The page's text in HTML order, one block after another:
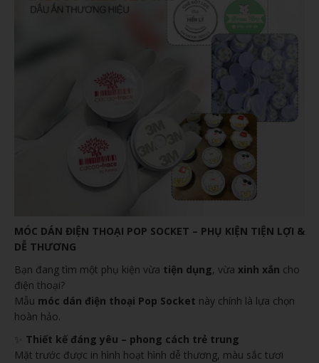
MÓC DÁN ĐIỆN THOẠI POP SOCKET – PHỤ KIỆN TIỆN LỢI &
DỄ THƯƠNG
Bạn đang tìm một phụ kiện vừa tiện dụng, vừa xinh xắn cho
điện thoại?
Mẫu móc dán điện thoại Pop Socket này chính là lựa chọn
hoàn hảo.
Thiết kế đáng yêu – phong cách trẻ trung
Mặt trước được in hình hoạt hình dễ thương, màu sắc tươi